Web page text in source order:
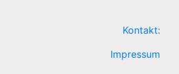
Kontakt:
Impressum